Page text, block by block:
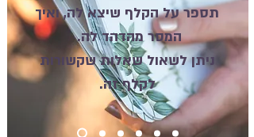
תספר על הקלף שיצא לה, ואיך
המסר מהדהד לה.
ניתן לשאול שאלות שקשורות
לקלף זה.